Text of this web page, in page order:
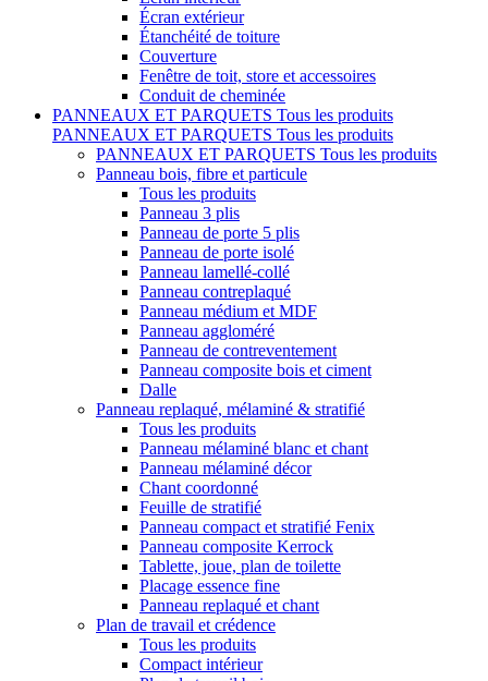
Écran extérieur
Étanchéité de toiture
Couverture
Fenêtre de toit, store et accessoires
Conduit de cheminée
PANNEAUX ET PARQUETS Tous les produits
PANNEAUX ET PARQUETS Tous les produits
PANNEAUX ET PARQUETS Tous les produits
Panneau bois, fibre et particule
Tous les produits
Panneau 3 plis
Panneau de porte 5 plis
Panneau de porte isolé
Panneau lamellé-collé
Panneau contreplaqué
Panneau médium et MDF
Panneau aggloméré
Panneau de contreventement
Panneau composite bois et ciment
Dalle
Panneau replaqué, mélaminé & stratifié
Tous les produits
Panneau mélaminé blanc et chant
Panneau mélaminé décor
Chant coordonné
Feuille de stratifié
Panneau compact et stratifié Fenix
Panneau composite Kerrock
Tablette, joue, plan de toilette
Placage essence fine
Panneau replaqué et chant
Plan de travail et crédence
Tous les produits
Compact intérieur